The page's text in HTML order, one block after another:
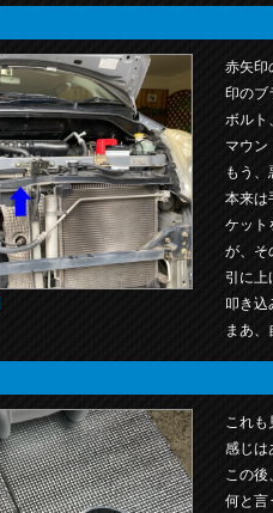
赤矢印
印のブ
ボルト
マウン
もう、
本来は
ケット
が、そ
引に上
叩き込
まあ、
これ
感じは
この
何と言